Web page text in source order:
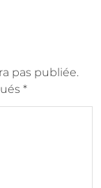
pas publiée.
*